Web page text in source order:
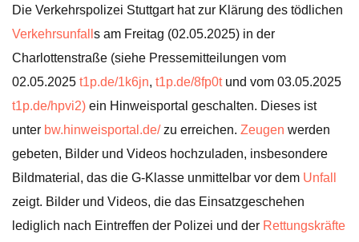
Die Verkehrspolizei Stuttgart hat zur Klärung des tödlichen
Verkehrsunfall s am Freitag (02.05.2025) in der
Charlottenstraße (siehe Pressemitteilungen vom
02.05.2025 t1p.de/1k6jn, t1p.de/8fp0tund vom 03.05.2025
t1p.de/hpvi2) ein Hinweisportal geschalten. Dieses ist
unter bw.hinweisportal.de/zu erreichen. Zeugen werden
gebeten, Bilder und Videos hochzuladen, insbesondere
Bildmaterial, das die G-Klasse unmittelbar vor dem Unfall
zeigt. Bilder und Videos, die das Einsatzgeschehen
lediglich nach Eintreffen der Polizei und der Rettungskräfte